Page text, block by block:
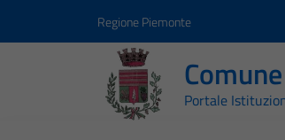
Regione Piemonte
Portale